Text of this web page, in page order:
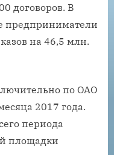
договоров. В
предприниматели
на 46,5 млн.
по ОАО
2017 года.
периода
площадки